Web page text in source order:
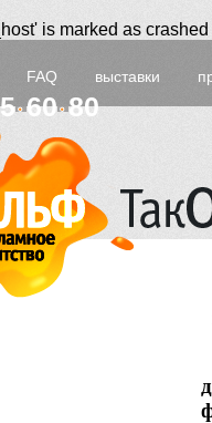
is marked as
FAQ выставки
60 80